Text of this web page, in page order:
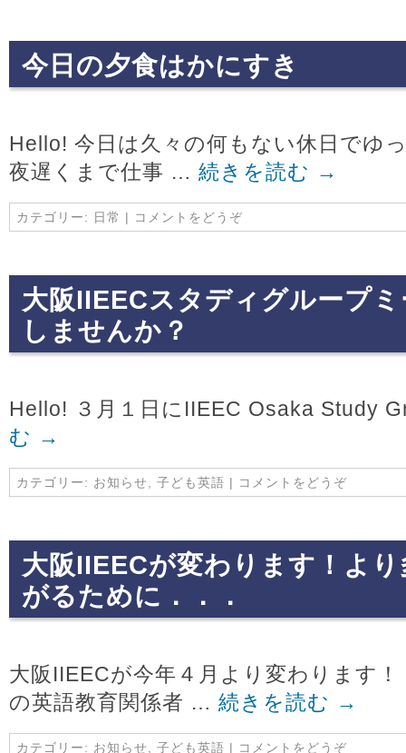
今日の夕食はかにすき
Hello! 今日は久々の何もない休日でゆ
夜遅くまで仕事 … 続きを読む →
カテゴリー: 日常 | コメントをどうぞ
大阪IIEECスタディグループ
しませんか？
Hello! ３月１日にIIEEC Osaka Study
む →
カテゴリー: お知らせ 子ども英語 | コメントをどうぞ
大阪IIEECが変わります！よ
がるために．．．
大阪IIEECが今年４月より変わります
の英語教育関係者 … 続きを読む →
カテゴリー: お知らせ 子ども英語 | コメントをどうぞ